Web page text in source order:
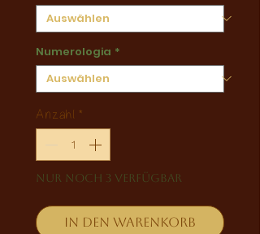
Numerologia *
Anzahl *
Nur noch 3 verfügbar
In den Warenkorb